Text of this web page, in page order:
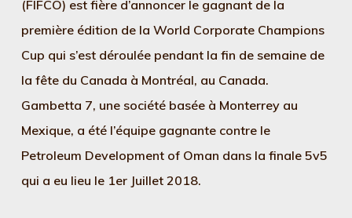
(FIFCO) est fière d’annoncer le gagnant de la
première édition de la World Corporate Champions
Cup qui s’est déroulée pendant la fin de semaine de
la fête du Canada à Montréal, au Canada.
Gambetta 7, une société basée à Monterrey au
Mexique, a été l’équipe gagnante contre le
Petroleum Development of Oman dans la finale 5v5
qui a eu lieu le 1er Juillet 2018.